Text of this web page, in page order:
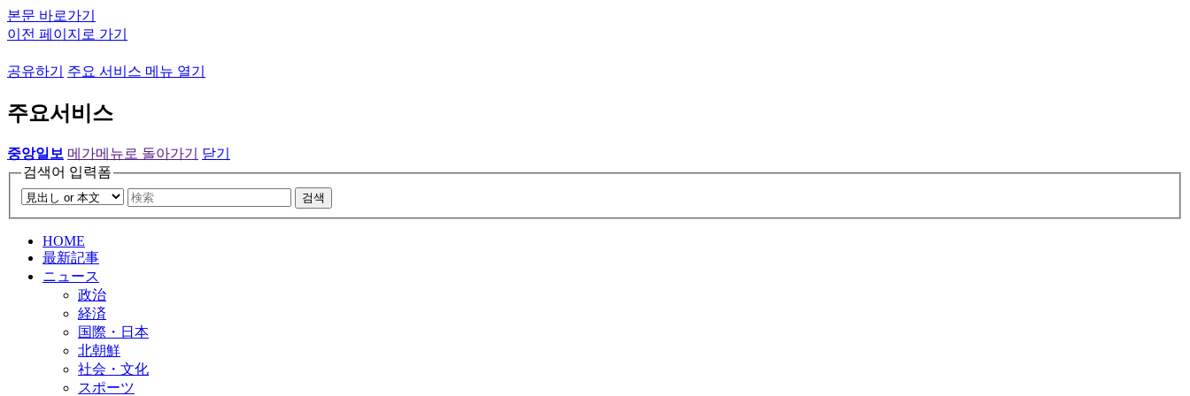
본문 바로가기
이전 페이지로 가기
공유하기 주요 서비스 메뉴 열기
주요서비스
중앙일보 메가메뉴로 돌아가기
닫기
검색어 입력폼
검색
HOME
最新記事
ニュース
政治
経済
国際・日本
北朝鮮
社会・文化
スポーツ